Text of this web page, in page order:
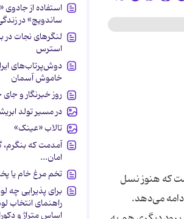
که هنوز نسل
می‌دهد.
استفاده از
ساندویچ» در
لنگرهای نجات در
استرس
دوش‌پرتاب‌های
خاموش آسمان
روز خبرنگار و
در مسیر تولد
تالاب «عینک»
آمدمت که
امان...
تخم مرغ خام یا
برای پذیرایی چه
راهنمای انتخاب
اساس متراژ و